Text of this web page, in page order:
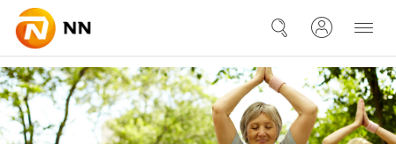
Ugrás a fő tartalomhoz
Kérdések és válaszok -